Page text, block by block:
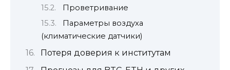
Проветривание
Параметры воздуха
(климатические датчики)
Потеря доверия к институтам